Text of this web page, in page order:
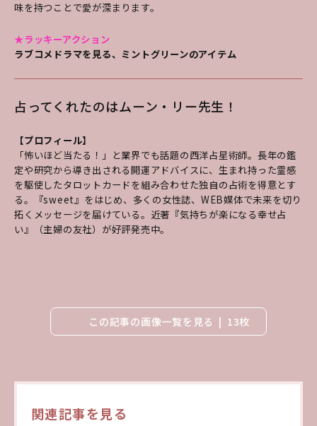
味を持つことで愛が深まります。
★ラッキーアクション
ラブコメドラマを見る、ミントグリーンのアイテム
占ってくれたのはムーン・リー先生！
【プロフィール】
「怖いほど当たる！」と業界でも話題の西洋占星術師。長年の鑑
定や研究から導き出される開運アドバイスに、生まれ持った霊感
を駆使したタロットカードを組み合わせた独自の占術を得意とす
る。『sweet』をはじめ、多くの女性誌、WEB媒体で未来を切り
拓くメッセージを届けている。近著『気持ちが楽になる幸せ占
い』（主婦の友社）が好評発売中。
この記事の画像一覧を見る 13枚
関連記事を見る